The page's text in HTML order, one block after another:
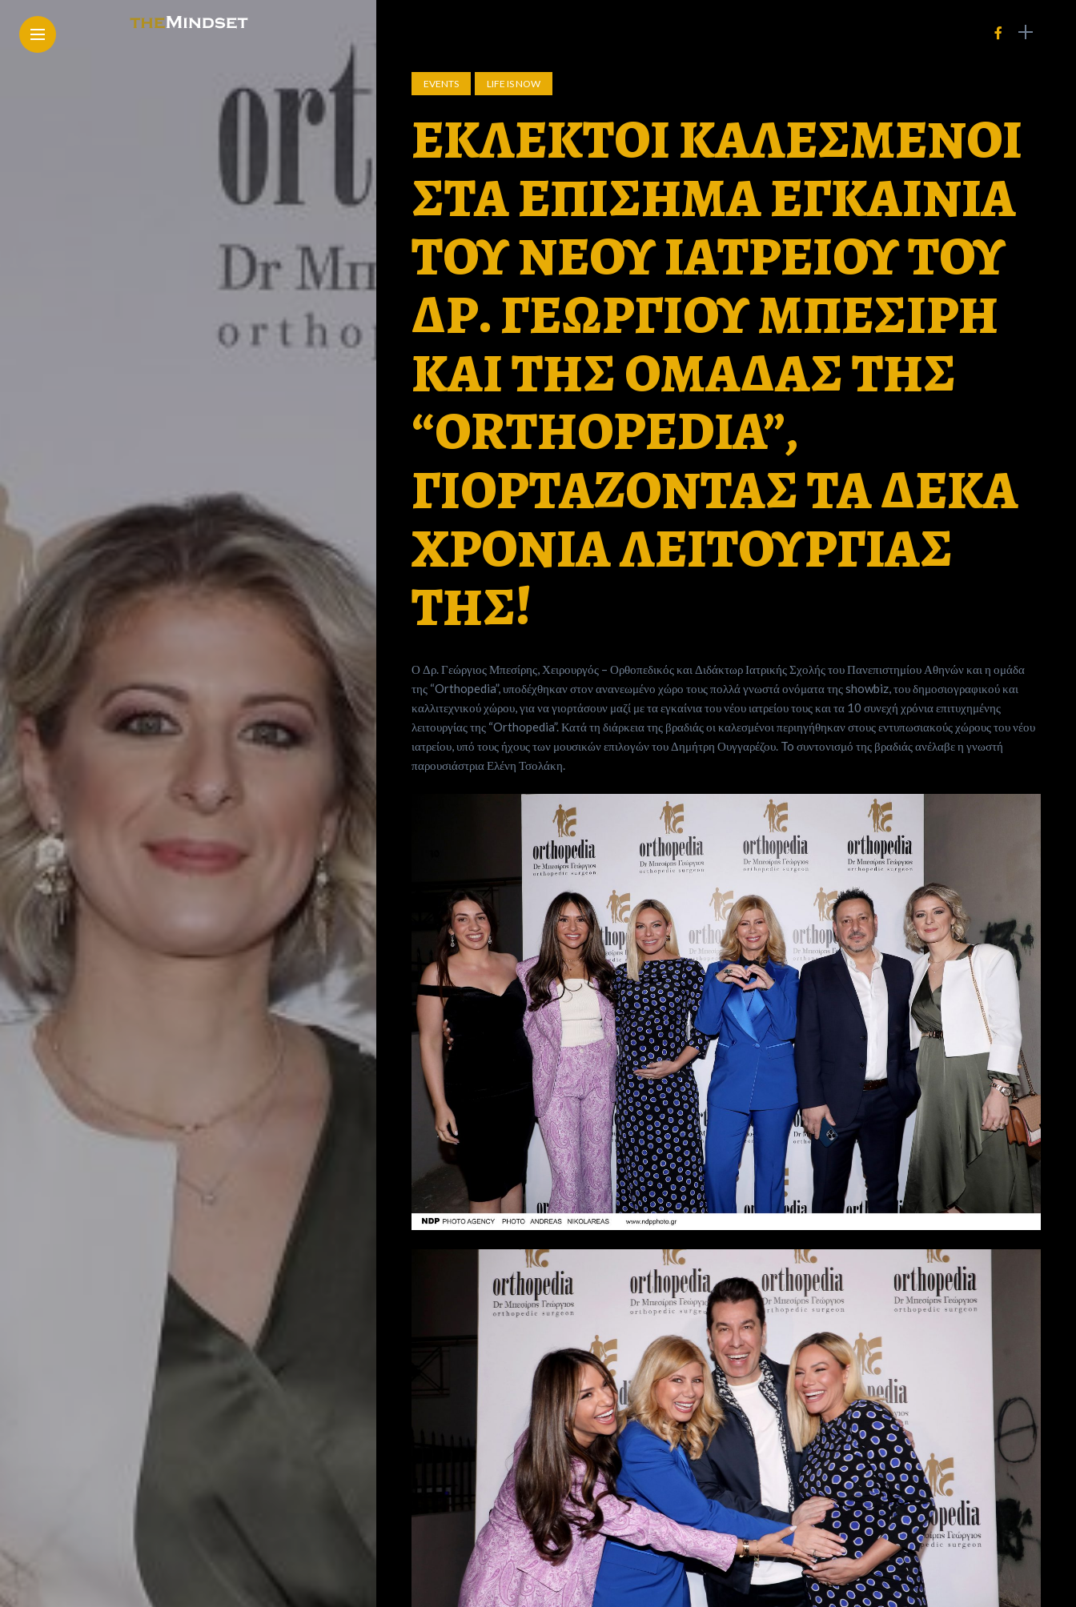
are
Ιnspiration
Desires
is
Contact
EVENTS LIFE IS NOW
ΕΚΛΕΚΤΟΙ ΚΑΛΕΣΜΕΝΟΙ
ΣΤΑ ΕΠΙΣΗΜΑ ΕΓΚΑΙΝΙΑ
ΤΟΥ ΝΕΟΥ ΙΑΤΡΕΙΟΥ ΤΟΥ
ΔΡ. ΓΕΩΡΓΙΟΥ ΜΠΕΣΙΡΗ
ΚΑΙ ΤΗΣ ΟΜΑΔΑΣ ΤΗΣ
“ORTHOPEDIA”,
ΓΙΟΡΤΑΖΟΝΤΑΣ ΤΑ ΔΕΚΑ
ΧΡΟΝΙΑ ΛΕΙΤΟΥΡΓΙΑΣ
ΤΗΣ!
Ο Δρ. Γεώργιος Μπεσίρης, Χειρουργός – Ορθοπεδικός και Διδάκτωρ Ιατρικής Σχολής του Πανεπιστημίου Αθηνών και η ομάδα
της “Orthopedia”, υποδέχθηκαν στον ανανεωμένο χώρο τους πολλά γνωστά ονόματα της showbiz, του δημοσιογραφικού και
καλλιτεχνικού χώρου, για να γιορτάσουν μαζί με τα εγκαίνια του νέου ιατρείου τους και τα 10 συνεχή χρόνια επιτυχημένης
λειτουργίας της “Orthopedia”. Κατά τη διάρκεια της βραδιάς οι καλεσμένοι περιηγήθηκαν στους εντυπωσιακούς χώρους του νέου
ιατρείου, υπό τους ήχους των μουσικών επιλογών του Δημήτρη Ουγγαρέζου. To συντονισμό της βραδιάς ανέλαβε η γνωστή
παρουσιάστρια Ελένη Τσολάκη.